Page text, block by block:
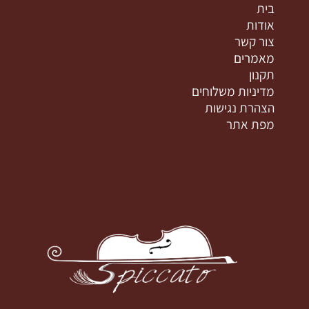
בית
אודות
צור קשר
מאמרים
תקנון
מדיניות משלוחים
הצהרת נגישות
מפת אתר